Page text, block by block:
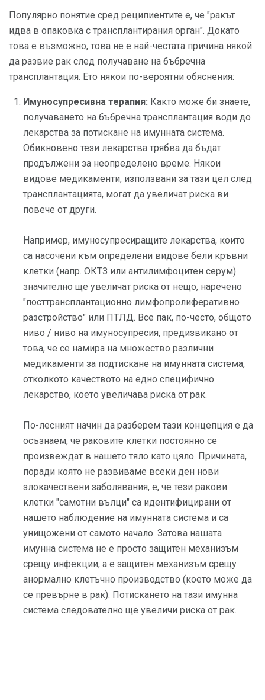
Популярно понятие сред реципиентите е, че "ракът
идва в опаковка с трансплантирания орган". Докато
това е възможно, това не е най-честата причина някой
да развие рак след получаване на бъбречна
трансплантация. Ето някои по-вероятни обяснения:
Имуносупресивна терапия: Както може би знаете,
получаването на бъбречна трансплантация води до
лекарства за потискане на имунната система.
Обикновено тези лекарства трябва да бъдат
продължени за неопределено време. Някои
видове медикаменти, използвани за тази цел след
трансплантацията, могат да увеличат риска ви
повече от други.
Например, имуносупресиращите лекарства, които
са насочени към определени видове бели кръвни
клетки (напр. ОКТЗ или антилимфоцитен серум)
значително ще увеличат риска от нещо, наречено
"посттрансплантационно лимфопролиферативно
разстройство" или ПТЛД. Все пак, по-често, общото
ниво / ниво на имуносупресия, предизвикано от
това, че се намира на множество различни
медикаменти за подтискане на имунната система,
отколкото качеството на едно специфично
лекарство, което увеличава риска от рак.
По-лесният начин да разберем тази концепция е да
осъзнаем, че раковите клетки постоянно се
произвеждат в нашето тяло като цяло. Причината,
поради която не развиваме всеки ден нови
злокачествени заболявания, е, че тези ракови
клетки "самотни вълци" са идентифицирани от
нашето наблюдение на имунната система и са
унищожени от самото начало. Затова нашата
имунна система не е просто защитен механизъм
срещу инфекции, а е защитен механизъм срещу
анормално клетъчно производство (което може да
се превърне в рак). Потискането на тази имунна
система следователно ще увеличи риска от рак.